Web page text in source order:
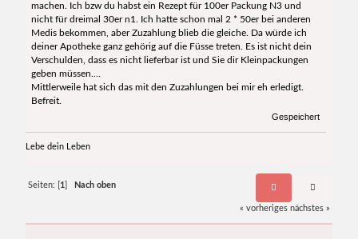
machen. Ich bzw du habst ein Rezept für 100er Packung N3 und
nicht für dreimal 30er n1. Ich hatte schon mal 2 * 50er bei anderen
Medis bekommen, aber Zuzahlung blieb die gleiche. Da würde ich
deiner Apotheke ganz gehörig auf die Füsse treten. Es ist nicht dein
Verschulden, dass es nicht lieferbar ist und Sie dir Kleinpackungen
geben müssen....
Mittlerweile hat sich das mit den Zuzahlungen bei mir eh erledigt.
Befreit.
Gespeichert
Lebe dein Leben
Seiten: [ 1 Nach oben
« vorheriges nächstes »